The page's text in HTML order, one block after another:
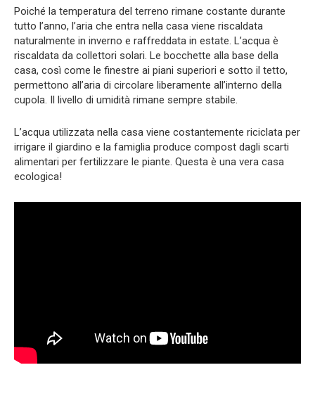
Poiché la temperatura del terreno rimane costante durante
tutto l’anno, l’aria che entra nella casa viene riscaldata
naturalmente in inverno e raffreddata in estate. L’acqua è
riscaldata da collettori solari. Le bocchette alla base della
casa, così come le finestre ai piani superiori e sotto il tetto,
permettono all’aria di circolare liberamente all’interno della
cupola. Il livello di umidità rimane sempre stabile.
L’acqua utilizzata nella casa viene costantemente riciclata per
irrigare il giardino e la famiglia produce compost dagli scarti
alimentari per fertilizzare le piante. Questa è una vera casa
ecologica!